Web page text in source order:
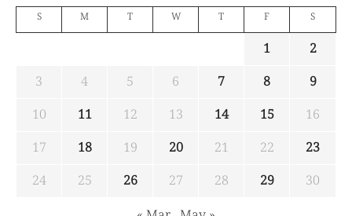
S M T W T F S
1
2
3
4 5 6 7 8
9
10
11 12 13 14 15
16
17
18 19 20 21 22
23
24
25 26 27 28 29
30